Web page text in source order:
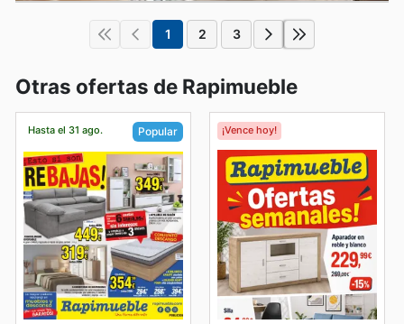
1 2 3
Otras ofertas de Rapimueble
Hasta el 31 ago. Popular ¡Vence hoy!